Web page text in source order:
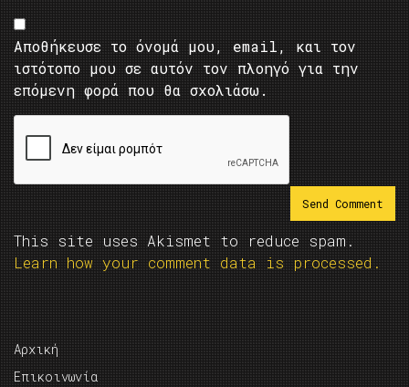
Αποθήκευσε το όνομά μου, email, και τον
ιστότοπο μου σε αυτόν τον πλοηγό για την
επόμενη φορά που θα σχολιάσω.
This site uses Akismet to reduce spam.
Learn how your comment data is processed.
Αρχική
Επικοινωνία